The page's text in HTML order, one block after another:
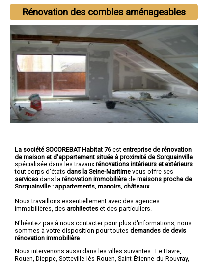
Rénovation des combles aménageables
La société SOCOREBAT Habitat 76est entreprise de rénovation
de maison et d'appartement située à proximité de Sorquainville
spécialisée dans les travaux rénovations intérieurs et extérieurs
tout corps d'états dans la Seine-Maritime vous offre ses
services dans la rénovation immobilière de maisons proche de
Sorquainville : appartements manoirs châteaux.
Nous travaillons essentiellement avec des agences
immobilières, des architectes et des particuliers.
N'hésitez pas à nous contacter pour plus d'informations, nous
sommes à votre disposition pour toutes demandes de devis
rénovation immobilière
Nous intervenons aussi dans les villes suivantes : Le Havre,
Rouen, Dieppe, Sotteville-lès-Rouen, Saint-Étienne-du-Rouvray,